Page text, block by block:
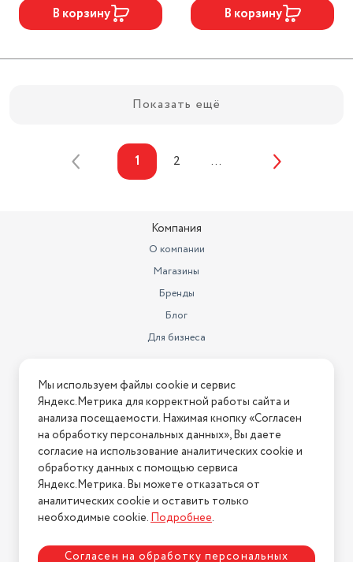
В корзину В корзину
Показать ещё
1 2 ...
Компания
О компании
Магазины
Бренды
Блог
Для бизнеса
Информация
Условия оплаты
Условия доставки
Условия возврата
Нашли ошибку на сайте?Напишите нам
2026 © Интернет-магазин "АстМаркет". У нас есть всё!
Политика конфиденциальности
Мы используем файлы cookie и сервис
Яндекс.Метрика для корректной работы сайта и
анализа посещаемости. Нажимая кнопку «Согласен
на обработку персональных данных», Вы даете
согласие на использование аналитических cookie и
обработку данных с помощью сервиса
Яндекс.Метрика. Вы можете отказаться от
аналитических cookie и оставить только
необходимые cookie.Подробнее.
Согласен на обработку персональных